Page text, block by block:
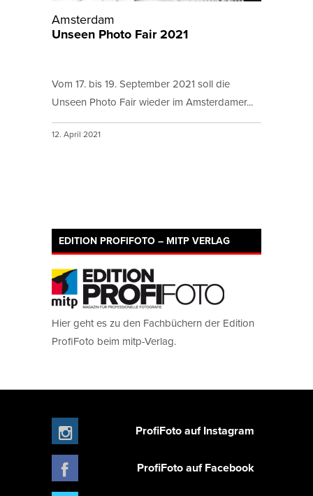
Amsterdam
Unseen Photo Fair 2021
Vom 17. bis 19. September 2021 soll die
Unseen Photo Fair wieder im Amsterdamer...
12. April 2021
EDITION PROFIFOTO – MITP VERLAG
Hier geht es zu den Fachbüchern der Edition
ProfiFoto beim mitp-Verlag.
ProfiFoto auf Instagram
ProfiFoto auf Facebook